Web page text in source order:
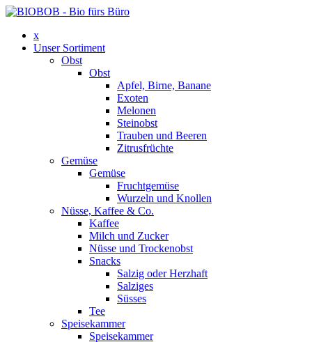
x
Unser Sortiment
Obst
Obst
Apfel, Birne, Banane
Exoten
Melonen
Steinobst
Trauben und Beeren
Zitrusfrüchte
Gemüse
Gemüse
Fruchtgemüse
Wurzeln und Knollen
Nüsse, Kaffee & Co.
Kaffee
Milch und Zucker
Nüsse und Trockenobst
Snacks
Salzig oder Herzhaft
Salziges
Süsses
Tee
Speisekammer
Speisekammer